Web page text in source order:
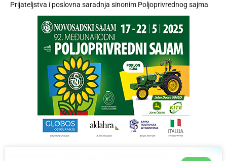
Prijateljstva i poslovna saradnja sinonim Poljoprivrednog sajma